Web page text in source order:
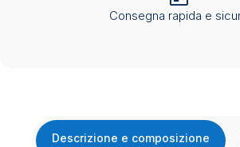
Consegna rapida e
Descrizione e composizione